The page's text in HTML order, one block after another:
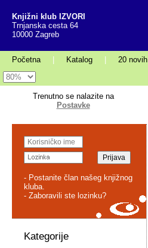
Knjižni klub IZVORI
Trnjanska cesta 64
10000 Zagreb
Početna Katalog 20 novih
Trenutno se nalazite na
Postavke
- Postanite član našeg knjižnog
kluba.
- Zaboravili ste lozinku?
Kategorije